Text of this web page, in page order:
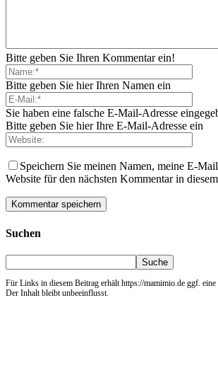
Bitte geben Sie Ihren Kommentar ein!
Bitte geben Sie hier Ihren Namen ein
Sie haben eine falsche E-Mail-Adresse
Bitte geben Sie hier Ihre E-Mail-Adresse ein
Speichern Sie meinen Namen, meine E-
Website für den nächsten Kommentar in
Suchen
Für Links in diesem Beitrag erhält https://mamimio.de ggf. eine
Der Inhalt bleibt unbeeinflusst.